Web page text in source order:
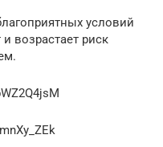
условий
возрастает риск